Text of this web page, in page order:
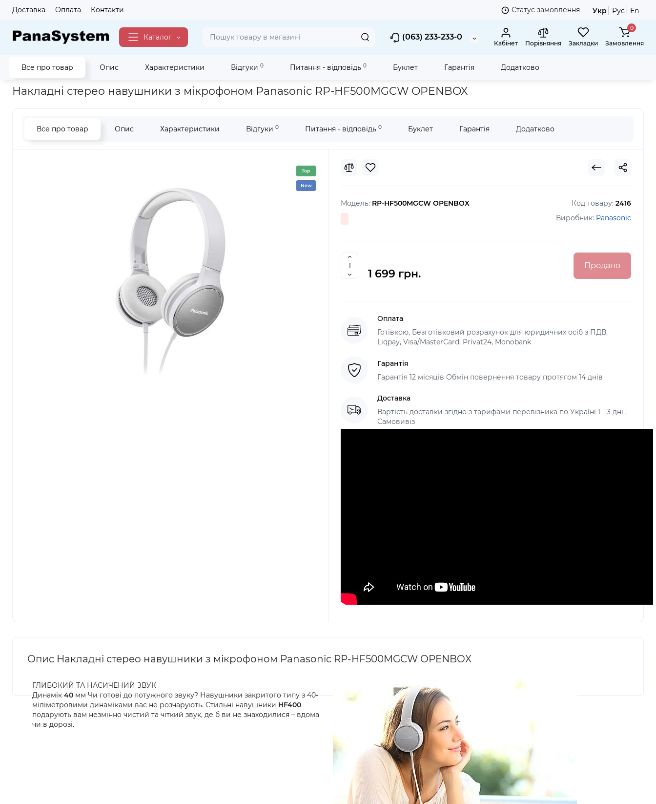
Доставка Оплата Контакти Статус замовлення Укр Рус En
Каталог (063) 233-233-0
Кабінет Порівняння Закладки
0
Замовлення
Все про товар Опис Характеристики Відгуки 0 Питання - відповідь 0 Буклет Гарантія Додатково
Головна Аудіо Навушники Накладні навушники Повнорозмірні складні навушники Накладні стерео навушники з мікрофоном Panasonic RP-HF500MGCW OPENBOX
Накладні стерео навушники з мікрофоном Panasonic RP-HF500MGCW OPENBOX
Все про товар Опис Характеристики Відгуки 0 Питання - відповідь 0 Буклет Гарантія Додатково
Top
New
Модель: RP-HF500MGCW OPENBOX Код товару: 2416
Виробник: Panasonic
1 699 грн.
Продано
Оплата
Готівкою, Безготівковий розрахунок для юридичних осіб з ПДВ,
Liqpay, Visa/MasterCard, Privat24, Monobank
Гарантія
Гарантія 12 місяців Обмін повернення товару протягом 14 днів
Доставка
Вартість доставки згідно з тарифами перевізника по Україні 1 - 3 дні ,
Самовивіз
Опис Накладні стерео навушники з мікрофоном Panasonic RP-HF500MGCW OPENBOX
ГЛИБОКИЙ ТА НАСИЧЕНИЙ ЗВУК
Динамік 40 мм Чи готові до потужного звуку? Навушники закритого типу з 40-
міліметровими динаміками вас не розчарують. Стильні навушники HF400
подарують вам незмінно чистий та чіткий звук, де б ви не знаходилися – вдома
чи в дорозі.